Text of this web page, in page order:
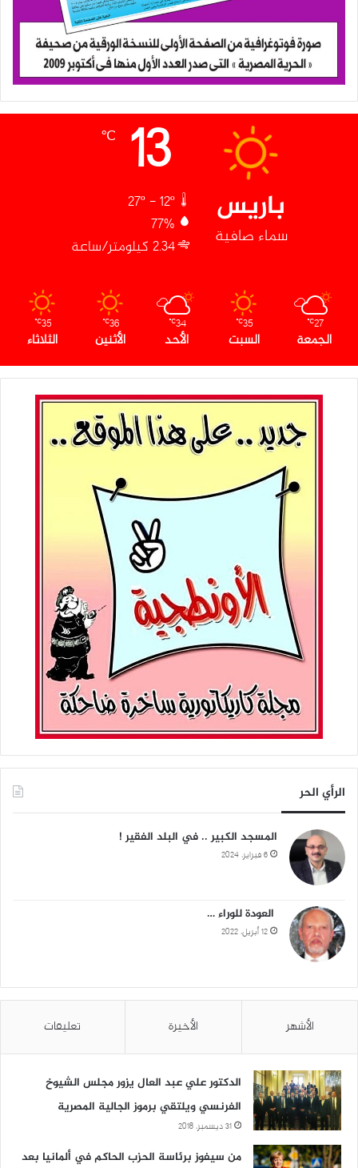
باريس
سماء صافية
13
℃
27º - 12º
77%
2.34 كيلومتر/ساعة
27
℃
الجمعة
35
℃
السبت
34
℃
الأحد
36
℃
الأثنين
35
℃
الثلاثاء
الرأي الحر
المسجد الكبير .. في البلد الفقير !
6 فبراير، 2024
العودة للوراء …
12 أبريل، 2022
الأشهر الأخيرة تعليقات
الدكتور علي عبد العال يزور مجلس الشيوخ
الفرنسي ويلتقي برموز الجالية المصرية
31 ديسمبر، 2018
من سيفوز برئاسة الحزب الحاكم في ألمانيا بعد